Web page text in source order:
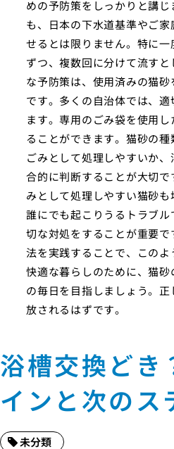
めの予防策をしっかりと講
も、日本の下水道基準やご
せるとは限りません。特に
ずつ、複数回に分けて流す
な予防策は、使用済みの猫
です。多くの自治体では、
ます。専用のごみ袋を使用
ることができます。猫砂の
ごみとして処理しやすいか
合的に判断することが大切
みとして処理しやすい猫砂も
誰にでも起こりうるトラブ
切な対処をすることが重要
法を実践することで、この
快適な暮らしのために、猫
の毎日を目指しましょう。
放されるはずです。
浴槽交換どき
インと次のス
未分類